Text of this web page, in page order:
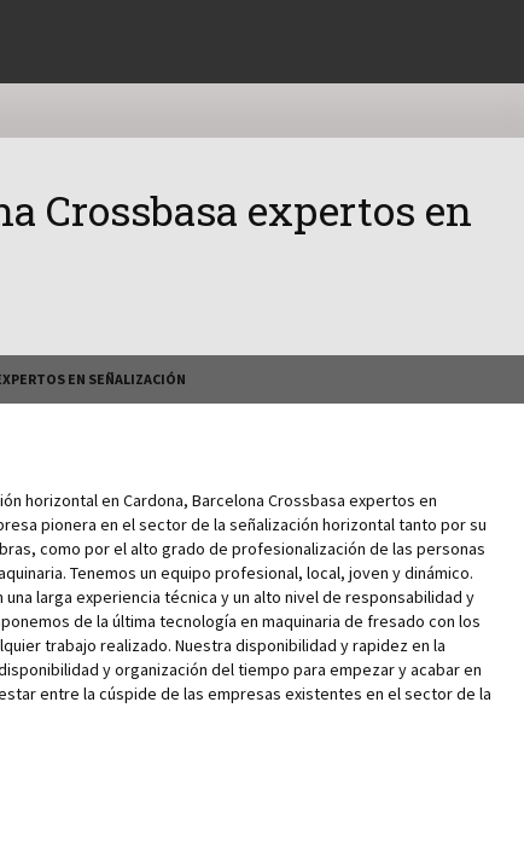
Crossbasa expertos en
EN SEÑALIZACIÓN
horizontal en Cardona, Barcelona Crossbasa expertos en
pionera en el sector de la señalización horizontal tanto por su
como por el alto grado de profesionalización de las personas
Tenemos un equipo profesional, local, joven y dinámico.
larga experiencia técnica y un alto nivel de responsabilidad y
de la última tecnología en maquinaria de fresado con los
trabajo realizado. Nuestra disponibilidad y rapidez en la
y organización del tiempo para empezar y acabar en
entre la cúspide de las empresas existentes en el sector de la